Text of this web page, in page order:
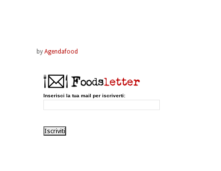
by Agendafood
Inserisci la tua mail per iscriverti: